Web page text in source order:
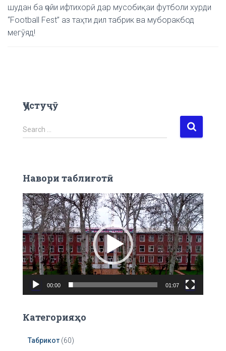
шудан ба ҷойи ифтихорӣ дар мусобиқаи футболи хурди
“Football Fest” аз таҳти дил табрик ва муборакбод
мегӯяд!
Ҷустуҷӯ
S
e
h
f
o
r
:
Search …
Навори таблиғотӣ
V
i
d
e
o
P
l
a
00:00 01:07
Категорияҳо
Табрикот (60)